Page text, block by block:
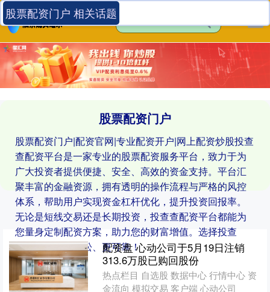
股票配资门户
股票配资门户|配资官网|专业配资开户|网上配资炒股投查
查配资平台是一家专业的股票配资服务平台，致力于为
广大投资者提供便捷、安全、高效的资金支持。平台汇
聚丰富的金融资源，拥有透明的操作流程与严格的风控
体系，帮助用户实现资金杠杆优化，提升投资回报率。
无论是短线交易还是长期投资，投查查配资平台都能为
您量身定制配资方案，助力您的财富增值。选择投查
查，让投资更轻松、更可靠！
股票配资门户 相关话题
配资盘 心动公司于5月19日注销
313.6万股已购回股份
热点栏目 自选股 数据中心 行情中心 资
金流向 模拟交易 客户端 心动公司